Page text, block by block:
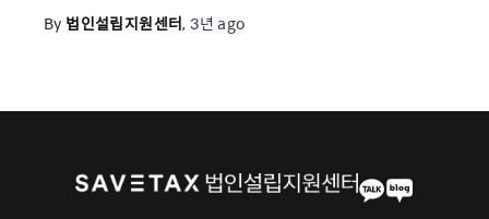
By 법인설립지원센터,3년 ago